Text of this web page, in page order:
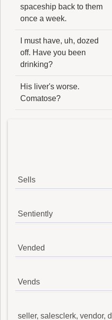
spaceship back to them
once a week.
I must have, uh, dozed
off. Have you been
drinking?
His liver's worse.
Comatose?
Sells
Sentiently
Vended
Vends
seller, salesclerk, vendor,